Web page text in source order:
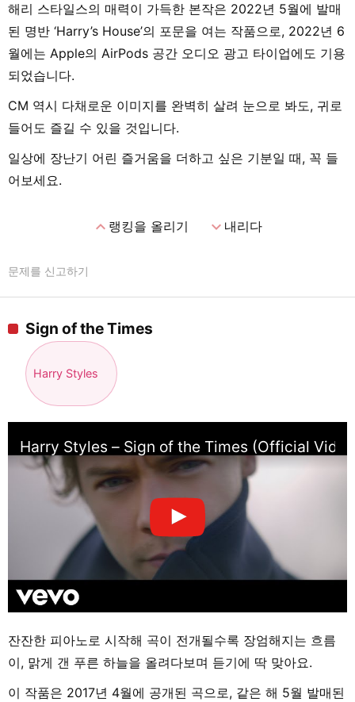
해리 스타일스의 매력이 가득한 본작은 2022년 5월에 발매
된 명반 ‘Harry’s House’의 포문을 여는 작품으로, 2022년 6
월에는 Apple의 AirPods 공간 오디오 광고 타이업에도 기용
되었습니다.
CM 역시 다채로운 이미지를 완벽히 살려 눈으로 봐도, 귀로
들어도 즐길 수 있을 것입니다.
일상에 장난기 어린 즐거움을 더하고 싶은 기분일 때, 꼭 들
어보세요.
expand_less랭킹을 올리기 expand_more내리다
문제를 신고하기
Sign of the Times
Harry Styles
Harry Styles – Sign of the Times (Official
잔잔한 피아노로 시작해 곡이 전개될수록 장엄해지는 흐름
이, 맑게 갠 푸른 하늘을 올려다보며 듣기에 딱 맞아요.
이 작품은 2017년 4월에 공개된 곡으로, 같은 해 5월 발매된